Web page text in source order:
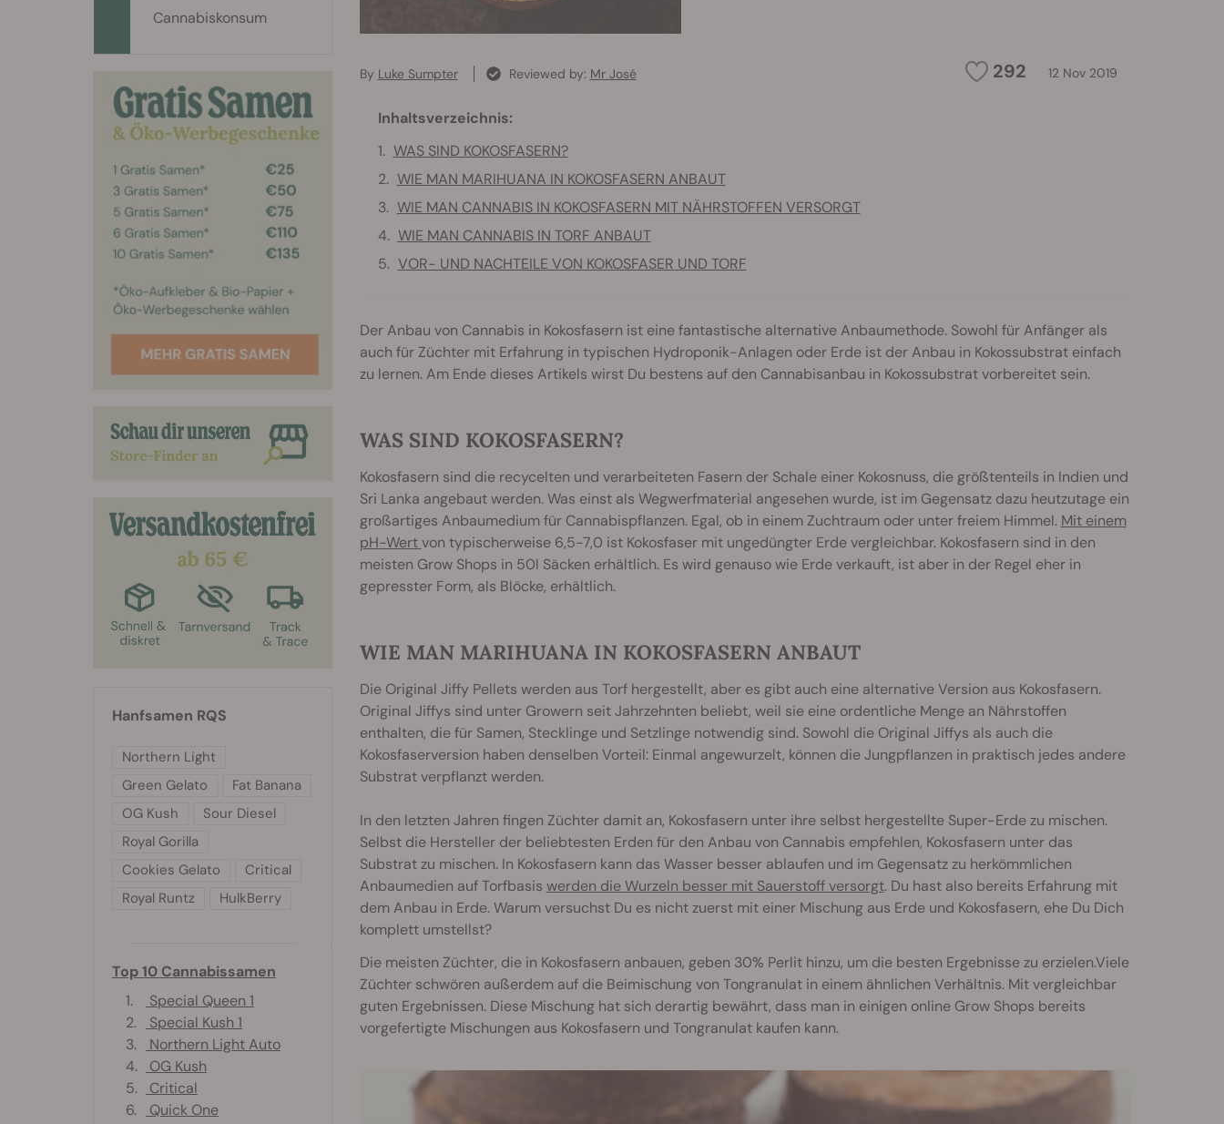
292 12 Nov 2019
By Luke Sumpter Reviewed by: Mr José
Inhaltsverzeichnis:
WAS SIND KOKOSFASERN?
WIE MAN MARIHUANA IN KOKOSFASERN ANBAUT
WIE MAN CANNABIS IN KOKOSFASERN MIT NÄHRSTOFFEN VERSORGT
WIE MAN CANNABIS IN TORF ANBAUT
VOR- UND NACHTEILE VON KOKOSFASER UND TORF
Der Anbau von Cannabis in Kokosfasern ist eine fantastische alternative Anbaumethode. Sowohl für Anfänger als
auch für Züchter mit Erfahrung in typischen Hydroponik-Anlagen oder Erde ist der Anbau in Kokossubstrat einfach
zu lernen. Am Ende dieses Artikels wirst Du bestens auf den Cannabisanbau in Kokossubstrat vorbereitet sein.
WAS SIND KOKOSFASERN?
Kokosfasern sind die recycelten und verarbeiteten Fasern der Schale einer Kokosnuss, die größtenteils in Indien und
Sri Lanka angebaut werden. Was einst als Wegwerfmaterial angesehen wurde, ist im Gegensatz dazu heutzutage ein
großartiges Anbaumedium für Cannabispflanzen. Egal, ob in einem Zuchtraum oder unter freiem Himmel. Mit einem
pH-Wertvon typischerweise 6,5-7,0 ist Kokosfaser mit ungedüngter Erde vergleichbar. Kokosfasern sind in den
meisten Grow Shops in 50l Säcken erhältlich. Es wird genauso wie Erde verkauft, ist aber in der Regel eher in
gepresster Form, als Blöcke, erhältlich.
WIE MAN MARIHUANA IN KOKOSFASERN ANBAUT
Die Original Jiffy Pellets werden aus Torf hergestellt, aber es gibt auch eine alternative Version aus Kokosfasern.
Original Jiffys sind unter Growern seit Jahrzehnten beliebt, weil sie eine ordentliche Menge an Nährstoffen
enthalten, die für Samen, Stecklinge und Setzlinge notwendig sind. Sowohl die Original Jiffys als auch die
Kokosfaserversion haben denselben Vorteil: Einmal angewurzelt, können die Jungpflanzen in praktisch jedes andere
Substrat verpflanzt werden.
In den letzten Jahren fingen Züchter damit an, Kokosfasern unter ihre selbst hergestellte Super-Erde zu mischen.
Selbst die Hersteller der beliebtesten Erden für den Anbau von Cannabis empfehlen, Kokosfasern unter das
Substrat zu mischen. In Kokosfasern kann das Wasser besser ablaufen und im Gegensatz zu herkömmlichen
Anbaumedien auf Torfbasis werden die Wurzeln besser mit Sauerstoff versorgt. Du hast also bereits Erfahrung mit
dem Anbau in Erde. Warum versuchst Du es nicht zuerst mit einer Mischung aus Erde und Kokosfasern, ehe Du Dich
komplett umstellst?
Die meisten Züchter, die in Kokosfasern anbauen, geben 30% Perlit hinzu, um die besten Ergebnisse zu erzielen.Viele
Züchter schwören außerdem auf die Beimischung von Tongranulat in einem ähnlichen Verhältnis. Mit vergleichbar
guten Ergebnissen. Diese Mischung hat sich derartig bewährt, dass man in einigen online Grow Shops bereits
vorgefertigte Mischungen aus Kokosfasern und Tongranulat kaufen kann.
Cannabiskonsum
Hanfsamen RQS
Northern Light
Green Gelato
Fat Banana
OG Kush
Sour Diesel
Royal Gorilla
Cookies Gelato
Critical
Royal Runtz
HulkBerry
Top 10 Cannabissamen
1.
Special Queen 1
2.
Special Kush 1
3.
Northern Light Auto
4.
OG Kush
5.
Critical
6.
Quick One